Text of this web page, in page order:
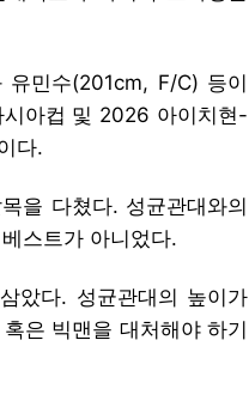
민수(201cm, F/C) 등이
시아컵 및 2026 아이치현-
다.
을 다쳤다. 성균관대와의
스트가 아니었다.
았다. 성균관대의 높이가
은 빅맨을 대처해야 하기